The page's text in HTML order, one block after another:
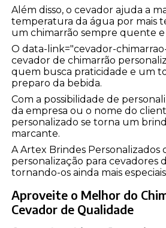
Além disso, o cevador ajuda a
temperatura da água por mais
um chimarrão sempre quente e
O data-link="cevador-
cevador de chimarrão
quem busca praticidade e um
preparo da bebida.
Com a possibilidade de
da empresa ou o nome do
personalizado se torna um
marcante.
A Artex Brindes Personalizados
personalização para cevadores
tornando-os ainda mais
Aproveite o Melhor do
Cevador de Qualidade